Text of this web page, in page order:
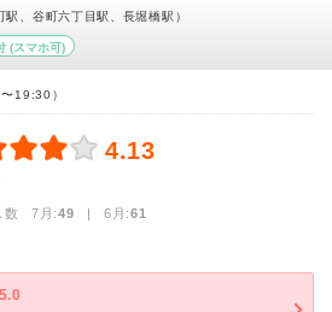
、谷町六丁目駅、長堀橋駅）
(スマホ可)
19:30）
4.13
数 7月:49 | 6月:61
5.0